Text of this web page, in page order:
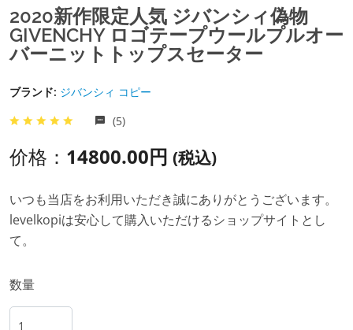
2020新作限定人気 ジバンシィ偽物
GIVENCHY ロゴテープウールプルオー
バーニットトップスセーター
ブランド: ジバンシィ コピー
(5)
价格： 14800.00円 (税込)
いつも当店をお利用いただき誠にありがとうございます。
levelkopiは安心して購入いただけるショップサイトとし
て。
数量